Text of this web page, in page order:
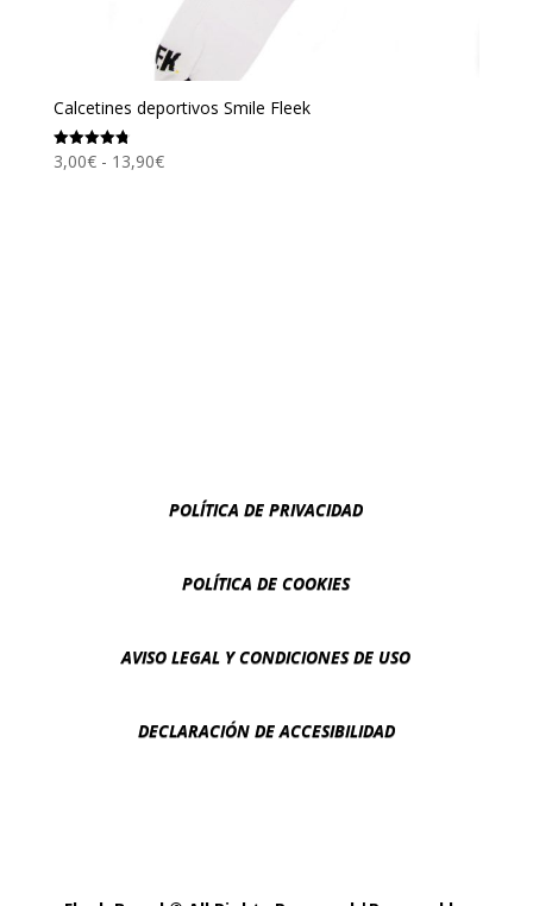
Calcetines deportivos Smile Fleek
Valorado
con
3,00€ - 13,90€Rango
POLÍTICA DE PRIVACIDAD
POLÍTICA DE COOKIES
AVISO LEGAL Y CONDICIONES DE USO
DECLARACIÓN DE ACCESIBILIDAD